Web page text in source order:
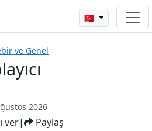
🇹🇷
ve Genel
2026
ver| Paylaş